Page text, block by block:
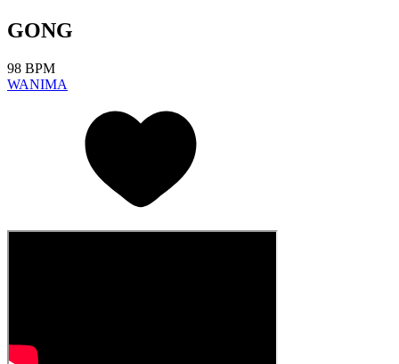
GONG
98 BPM
WANIMA